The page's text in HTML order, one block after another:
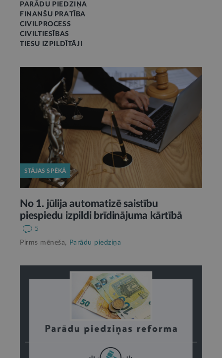
PARĀDU PIEDZIŅA
FINANŠU PRATĪBA
CIVILPROCESS
CIVILTIESĪBAS
TIESU IZPILDĪTĀJI
STĀJAS SPĒKĀ
No 1. jūlija automatizē saistību
piespiedu izpildi brīdinājuma kārtībā
5
Pirms mēneša, Parādu piedziņa